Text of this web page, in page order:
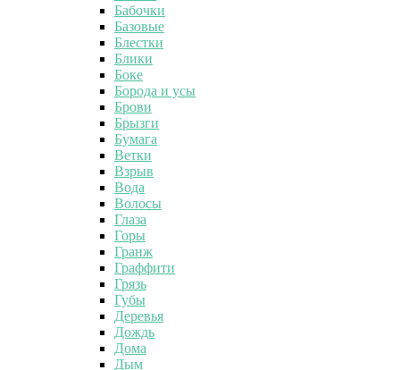
Бабочки
Базовые
Блестки
Блики
Боке
Борода и усы
Брови
Брызги
Бумага
Ветки
Взрыв
Вода
Волосы
Глаза
Горы
Гранж
Граффити
Грязь
Губы
Деревья
Дождь
Дома
Дым